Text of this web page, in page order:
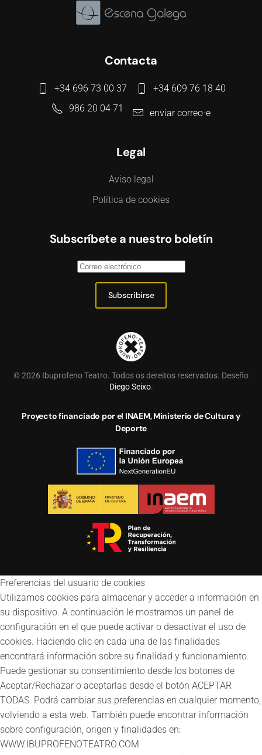
Contacta
+34 696 73 00 37
+34 609 76 18 40
986 20 04 71
enviar correo-e
Legal
Aviso legal
Política de cookies
Subscríbete a nuestro boletín
Subscribirse
©2026 Ibuprofeno Teatro. Todos os dereitos reservados. Deseño
Diego Seixo.
Proyecto financiado por el INAEM, Ministerio de Cultura y
Deporte
Preferencias del usuario de cookies
Utilizamos cookies para almacenar y acceder a información en
su dispositivo. A continuación le mostramos un panel de
configuración en el que puede activar o desactivar el uso de
cookies. Haciendo clic en cada una de las finalidades
encontrará información sobre su finalidad y funcionamiento.
Puede gestionar su consentimiento desde los botones de
Aceptar/Rechazar o aceptarlas desde el botón ACEPTAR
TODAS. Podrá cambiar sus preferencias en cualquier momento,
volviendo a esta web. También puede encontrar información
sobre configuración, origen y finalidades en:
WWW.IBUPROFENOTEATRO.COM